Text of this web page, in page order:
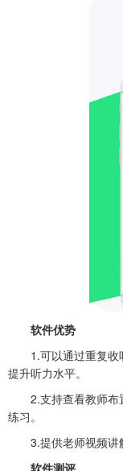
软件优势
1.可以通过重复收
提升听力水平。
2.支持查看教师布
练习。
3.提供老师视频讲解
软件测评